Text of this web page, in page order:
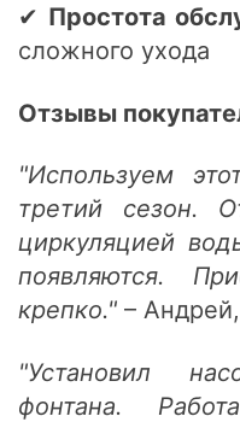
✔ Простота
сложного ухода
Отзывы
"Используем
третий сезон.
циркуляцией
появляются.
крепко." –
"Установил
фонтана.